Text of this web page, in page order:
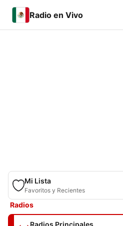
Radio en Vivo
Mi Lista
Favoritos y Recientes
Radios
Radios Principales